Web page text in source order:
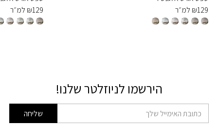
₪129 למ״ר
₪129 למ״ר
הירשמו לניוזלטר שלנו!
דוא׳׳ל שליחה